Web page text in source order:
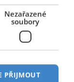
Nezařazené
soubory
PŘIJMOUT